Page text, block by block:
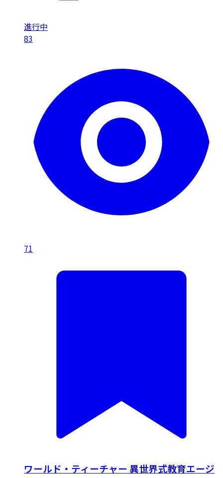
進行中
83
71
ワールド・ティーチャー 異世界式教育エージ